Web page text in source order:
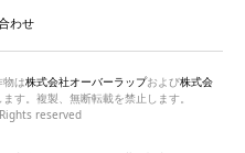
わせ
物は株式会社オーバーラップおよび株式会
ます。複製、無断転載を禁止します。
Rights reserved